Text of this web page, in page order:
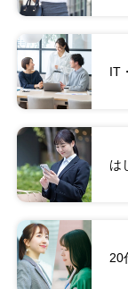
IT
は
20